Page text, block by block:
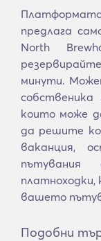
предлага
North
минути.
които може
да решите
ваканция,
пътувания
вашето
Подобни